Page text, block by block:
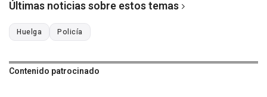
Últimas noticias sobre estos temas
Huelga Policía
Contenido patrocinado